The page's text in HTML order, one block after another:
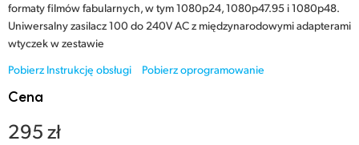
Italy
Japan
Korea
formaty filmów fabularnych, w tym 1080p24, 1080p47.95 i 1080p48.
Uniwersalny zasilacz 100 do 240V AC z międzynarodowymi adapterami
wtyczek w zestawie
Pobierz Instrukcję obsługi
Pobierz oprogramowanie
Cena
295 zł